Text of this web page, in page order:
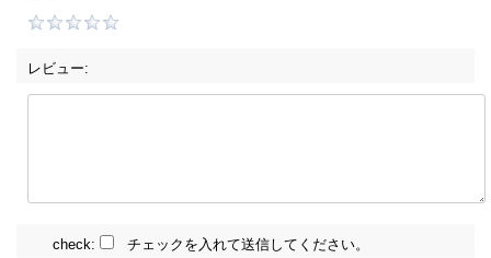
レビュー:
check: チェックを入れて送信してください。